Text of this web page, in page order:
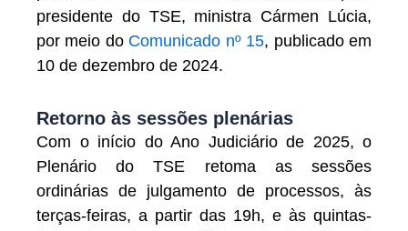
presidente do TSE, ministra Cármen Lúcia,
por meio do Comunicado nº 15, publicado em
10 de dezembro de 2024.
Retorno às sessões plenárias
Com o início do Ano Judiciário de 2025, o
Plenário do TSE retoma as sessões
ordinárias de julgamento de processos, às
terças-feiras, a partir das 19h, e às quintas-